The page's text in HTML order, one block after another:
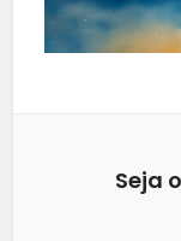
Seja